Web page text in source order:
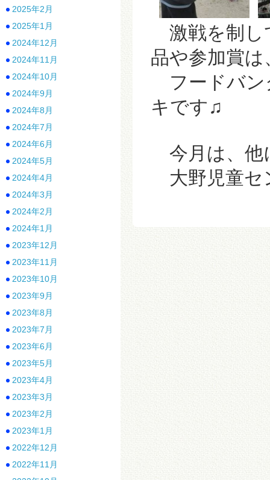
激戦を制し
品や参加賞は
フードバン
キです♫
今月は、他
大野児童セ
2025年2月
2025年1月
2024年12月
2024年11月
2024年10月
2024年9月
2024年8月
2024年7月
2024年6月
2024年5月
2024年4月
2024年3月
2024年2月
2024年1月
2023年12月
2023年11月
2023年10月
2023年9月
2023年8月
2023年7月
2023年6月
2023年5月
2023年4月
2023年3月
2023年2月
2023年1月
2022年12月
2022年11月